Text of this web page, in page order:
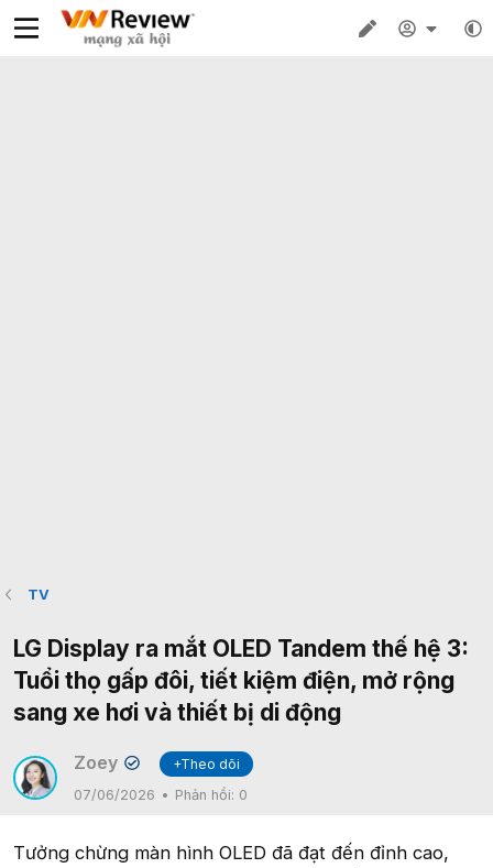
TV
LG Display ra mắt OLED Tandem thế hệ 3:
Tuổi thọ gấp đôi, tiết kiệm điện, mở rộng
sang xe hơi và thiết bị di động
Zoey ✔
+Theo dõi
07/06/2026
Phản hồi: 0
Tưởng chừng màn hình OLED đã đạt đến đỉnh cao,